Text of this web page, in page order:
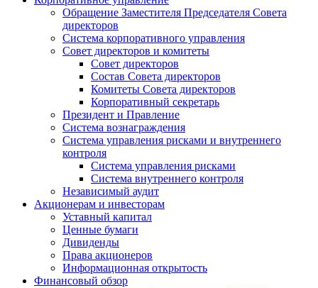
Обращение Заместителя Председателя Совета
директоров
Система корпоративного управления
Совет директоров и комитеты
Совет директоров
Состав Совета директоров
Комитеты Совета директоров
Корпоративный секретарь
Президент и Правление
Система вознаграждения
Система управления рисками и внутреннего
контроля
Система управления рисками
Система внутреннего контроля
Независимый аудит
Акционерам и инвесторам
Уставный капитал
Ценные бумаги
Дивиденды
Права акционеров
Информационная открытость
Финансовый обзор